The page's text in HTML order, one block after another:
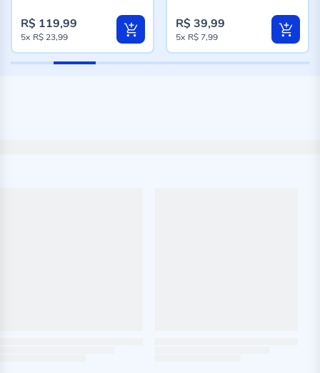
R$ 119,99
5x R$ 23,99
R$ 39,99
5x R$ 7,99